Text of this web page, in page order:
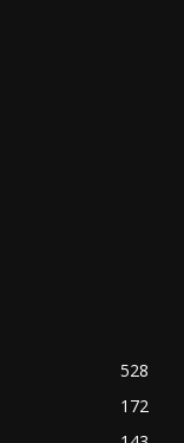
528
172